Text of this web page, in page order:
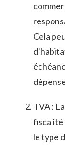
⁣Cela
TVA⁣ :
‌fiscalité‍
le type